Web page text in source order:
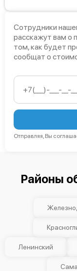
Сотрудники
расскажут вам о
том, как будет
сообщат о
Отправляя, Вы
Районы
Ленинский